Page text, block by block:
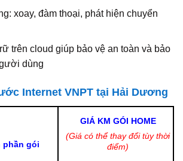
xoay, đàm thoại, phát hiện chuyển
trên cloud giúp bảo vệ an toàn và bảo
dùng
Internet VNPT tại Hải Dương
phần gói
GIÁ KM GÓI HOME
(Giá có thể thay đổi tùy thời
điểm)